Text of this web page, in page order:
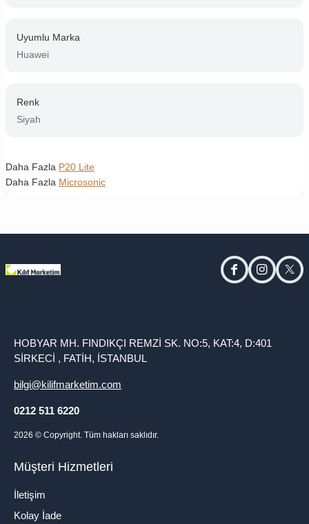
Uyumlu Marka
Huawei
Renk
Siyah
Daha Fazla P20 Lite
Daha Fazla Microsonic
facebookinstagram
HOBYAR MH. FINDIKÇI REMZİ SK. NO:5, KAT:4, D:401
SİRKECİ , FATİH, İSTANBUL
bilgi@kilifmarketim.com
0212 511 6220
2026 © Copyright. Tüm hakları saklıdır.
Müşteri Hizmetleri
İletişim
Kolay İade